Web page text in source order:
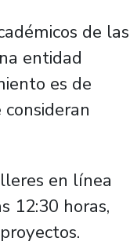
de las
entidad
es de
en línea
12:30 horas,